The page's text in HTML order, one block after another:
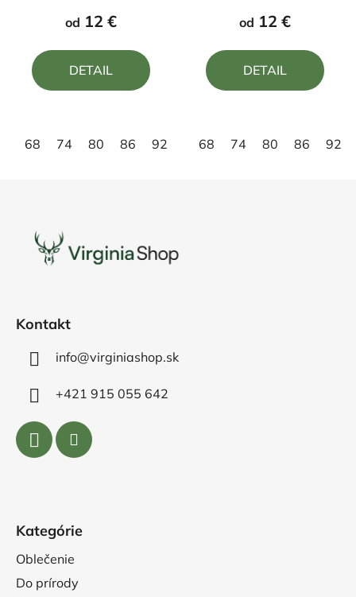
produktu
5,0
z
od 12 €
DETAIL
68 74 80 86 92 110 122 134
produktu
4,8
z
od 12 €
DETAIL
68 74 80 86 92
Kontakt
info@virginiashop.sk
+421 915 055 642
Kategórie
Oblečenie
Do prírody